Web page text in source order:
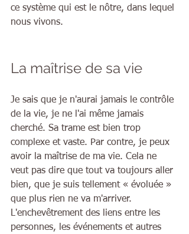
ce système qui est le nôtre, dans lequel
nous vivons.
La maîtrise de sa vie
Je sais que je n'aurai jamais le contrôle
de la vie, je ne l'ai même jamais
cherché. Sa trame est bien trop
complexe et vaste. Par contre, je peux
avoir la maîtrise de ma vie. Cela ne
veut pas dire que tout va toujours aller
bien, que je suis tellement « évoluée »
que plus rien ne va m'arriver.
L'enchevêtrement des liens entre les
personnes, les événements et autres